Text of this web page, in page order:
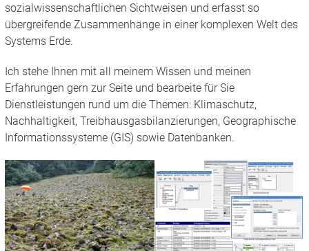
sozialwissenschaftlichen Sichtweisen und erfasst so
übergreifende Zusammenhänge in einer komplexen Welt des
Systems Erde.
Ich stehe Ihnen mit all meinem Wissen und meinen
Erfahrungen gern zur Seite und bearbeite für Sie
Dienstleistungen rund um die Themen: Klimaschutz,
Nachhaltigkeit, Treibhausgasbilanzierungen, Geographische
Informationssysteme (GIS) sowie Datenbanken.